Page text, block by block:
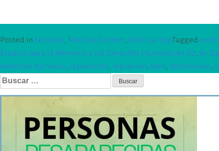
Posted in Noticias, Noticias bottom, Noticias topTagged
Espacio para la Memoria y los Derechos Humanos ex D2, ex D2
derechos humanos, repositorio, represión, tesis, testimonios,
Buscar: